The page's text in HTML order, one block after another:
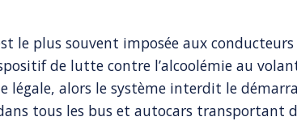
le plus souvent imposée aux
de lutte contre l’alcoolémie au
légale, alors le système interdit le
tous les bus et autocars transportant